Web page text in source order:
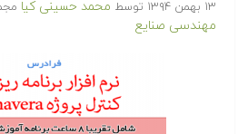
۱۳ بهمن ۱۳۹۴ توسط محمد حسینی کیا
مهندسی صنایع